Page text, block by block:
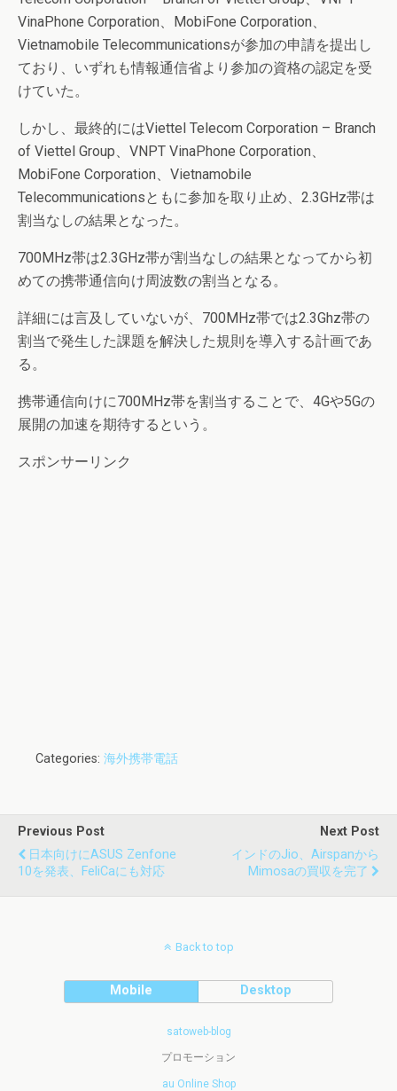
VinaPhone Corporation、MobiFone Corporation、
Vietnamobile Telecommunicationsが参加の申請を提出し
ており、いずれも情報通信省より参加の資格の認定を受
けていた。
しかし、最終的にはViettel Telecom Corporation – Branch
of Viettel Group、VNPT VinaPhone Corporation、
MobiFone Corporation、Vietnamobile
Telecommunicationsともに参加を取り止め、2.3GHz帯は
割当なしの結果となった。
700MHz帯は2.3GHz帯が割当なしの結果となってから初
めての携帯通信向け周波数の割当となる。
詳細には言及していないが、700MHz帯では2.3Ghz帯の
割当で発生した課題を解決した規則を導入する計画であ
る。
携帯通信向けに700MHz帯を割当することで、4Gや5Gの
展開の加速を期待するという。
スポンサーリンク
Categories: 海外携帯電話
Previous Post
日本向けにASUS Zenfone
10を発表、FeliCaにも対応
Next Post
インドのJio、Airspanから
Mimosaの買収を完了
Back to top
Mobile Desktop
satoweb-blog
プロモーション
au Online Shop